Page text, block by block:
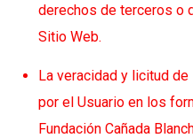
derechos de terceros o
Sitio Web.
La veracidad y licitud
por el Usuario en los
Fundación Cañada